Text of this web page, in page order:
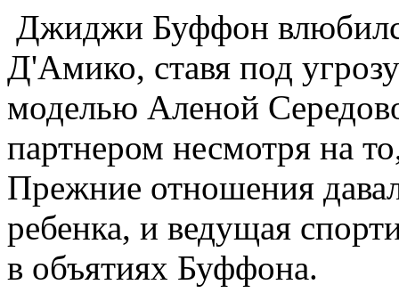
Джиджи Буффон
Д'Амико, ставя под
моделью Аленой
партнером несмотря на
Прежние отношения
ребенка, и ведущая
в объятиях Буффона.